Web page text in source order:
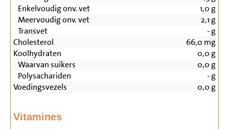
Enkelvoudig onv. vet
1,0 g
Meervoudig onv. vet
2,1 g
Transvet
-g
Cholesterol
66,0 mg
Koolhydraten
0,0 g
Waarvan suikers
0,0 g
Polysachariden
-g
Voedingsvezels
0,0 g
Vitamines